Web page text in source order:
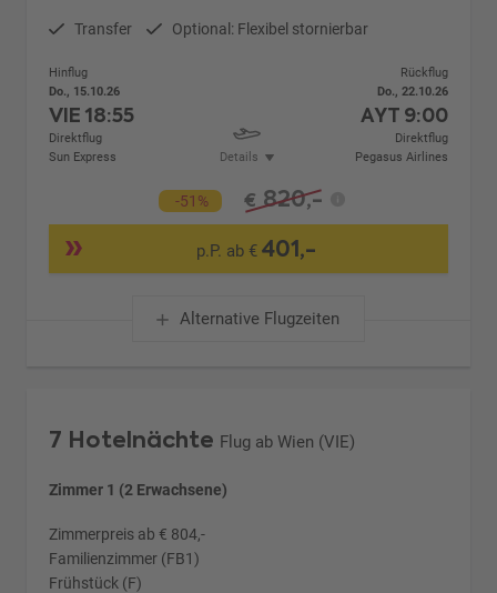
Transfer Optional: Flexibel stornierbar
Hinflug
Do., 15.10.26
VIE18:55
Direktflug
Sun Express
Details
Rückflug
Do., 22.10.26
AYT 9:00
Direktflug
Pegasus Airlines
-51% € 820,-
p.P. ab €401,-
Alternative Flugzeiten
7 Hotelnächte Flug ab Wien (VIE)
Zimmer 1 (2 Erwachsene)
Zimmerpreis ab € 804,-
Familienzimmer (FB1)
Frühstück (F)